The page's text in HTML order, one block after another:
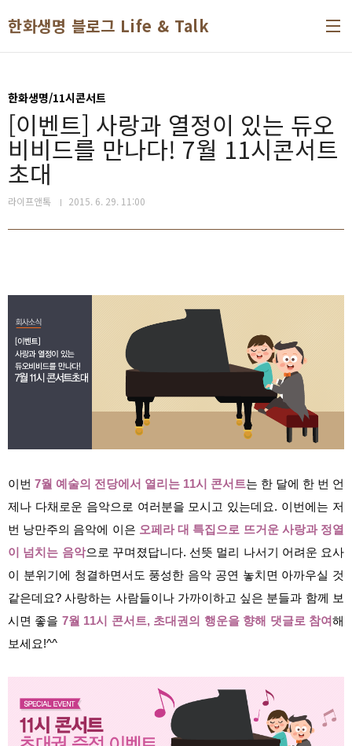
한화생명 블로그 Life & Talk
한화생명/11시콘서트
[이벤트] 사랑과 열정이 있는 듀오
비비드를 만나다! 7월 11시콘서트
초대
라이프앤톡 2015. 6. 29. 11:00
이번 7월 예술의 전당에서 열리는 11시 콘서트는 한 달에 한 번 언
제나 다채로운 음악으로 여러분을 모시고 있는데요. 이번에는 저
번 낭만주의 음악에 이은 오페라 대 특집으로 뜨거운 사랑과 정열
이 넘치는 음악으로 꾸며졌답니다. 선뜻 멀리 나서기 어려운 요사
이 분위기에 청결하면서도 풍성한 음악 공연 놓치면 아까우실 것
같은데요? 사랑하는 사람들이나 가까이하고 싶은 분들과 함께 보
시면 좋을 7월 11시 콘서트, 초대권의 행운을 향해 댓글로 참여해
보세요!^^